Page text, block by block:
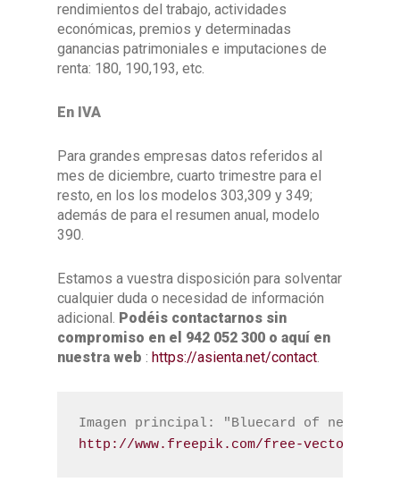
rendimientos del trabajo, actividades
económicas, premios y determinadas
ganancias patrimoniales e imputaciones de
renta: 180, 190,193, etc.
En IVA
Para grandes empresas datos referidos al
mes de diciembre, cuarto trimestre para el
resto, en los los modelos 303,309 y 349;
además de para el resumen anual, modelo
390.
Estamos a vuestra disposición para solventar
cualquier duda o necesidad de información
adicional. Podéis contactarnos sin
compromiso en el 942 052 300 o aquí en
nuestra web : https://asienta.net/contact.
http://www.freepik.com/free-vector/blue-